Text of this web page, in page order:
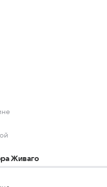
Живаго